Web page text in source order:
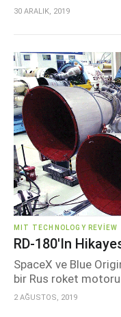
30 ARALIK, 2019
MIT TECHNOLOGY REVIEW
RD-180'in
SpaceX ve Blue
bir Rus roket motoru
2 AĞUSTOS, 2019